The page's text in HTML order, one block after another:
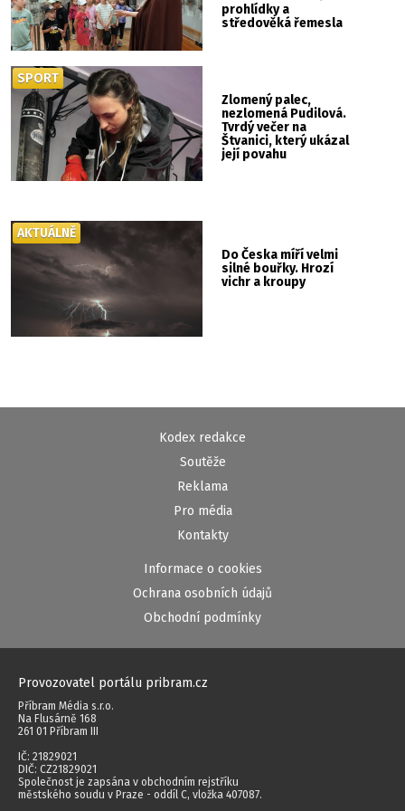
prohlídky a
středověká řemesla
Zlomený palec,
nezlomená Pudilová.
Tvrdý večer na
Štvanici, který ukázal
její povahu
SPORT
Do Česka míří velmi
silné bouřky. Hrozí
vichr a kroupy
AKTUÁLNĚ
Kodex redakce
Soutěže
Reklama
Pro média
Kontakty
Informace o cookies
Ochrana osobních údajů
Obchodní podmínky
Provozovatel portálu pribram.cz
Příbram Média s.r.o.
Na Flusárně 168
261 01 Příbram III
IČ: 21829021
DIČ: CZ21829021
Společnost je zapsána v obchodním rejstříku
městského soudu v Praze - oddíl C, vložka 407087.